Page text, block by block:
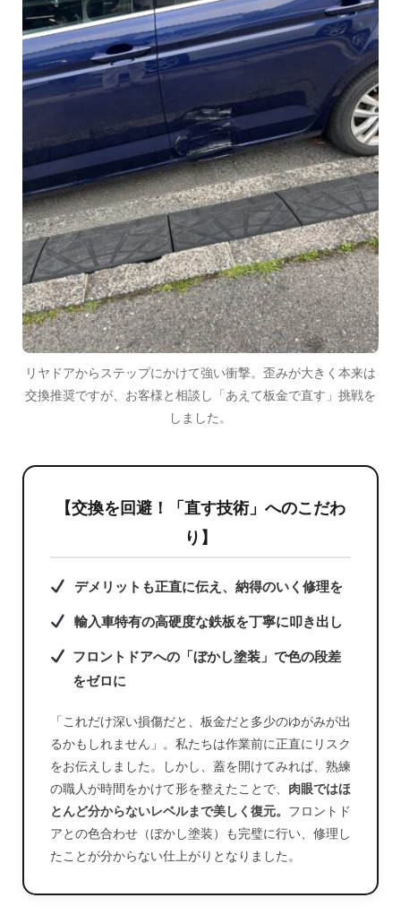
リヤドアからステップにかけて強い衝撃。歪みが大きく本来は
交換推奨ですが、お客様と相談し「あえて板金で直す」挑戦を
しました。
【交換を回避！「直す技術」へのこだわ
り】
デメリットも正直に伝え、納得のいく修理を
輸入車特有の高硬度な鉄板を丁寧に叩き出し
フロントドアへの「ぼかし塗装」で色の段差
をゼロに
「これだけ深い損傷だと、板金だと多少のゆがみが出
るかもしれません」。私たちは作業前に正直にリスク
をお伝えしました。しかし、蓋を開けてみれば、熟練
の職人が時間をかけて形を整えたことで、 肉眼ではほ
とんど分からないレベルまで美しく復元。 フロントド
アとの色合わせ（ぼかし塗装）も完璧に行い、修理し
たことが分からない仕上がりとなりました。